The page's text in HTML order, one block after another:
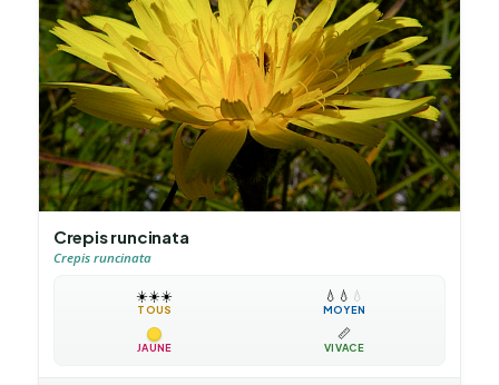
Crepis runcinata
Crepis runcinata
☀️☀️☀️
TOUS
💧 💧 💧
MOYEN
JAUNE
📏
VIVACE